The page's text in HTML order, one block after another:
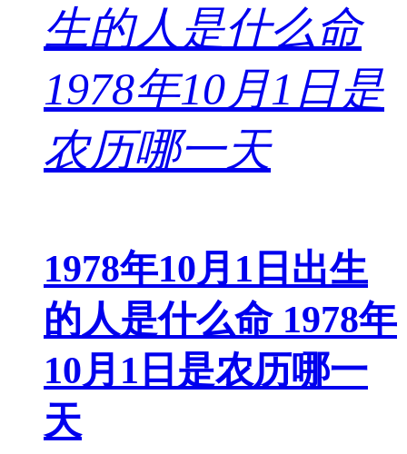
1978年10月1日出生
的人是什么命 1978年
10月1日是农历哪一
天